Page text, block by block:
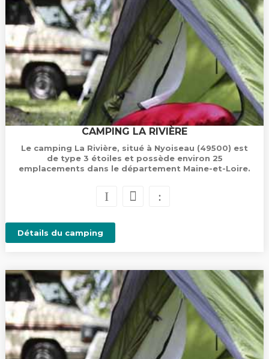
CAMPING LA RIVIÈRE
Le camping La Rivière, situé à Nyoiseau (49500) est
de type 3 étoiles et possède environ 25
emplacements dans le département Maine-et-Loire.
Détails du camping